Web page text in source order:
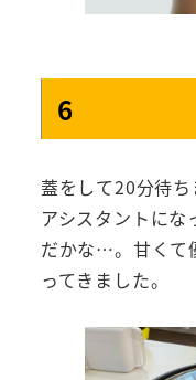
6
蓋をして20分待
アシスタントに
だかな…。甘くて
ってきました。